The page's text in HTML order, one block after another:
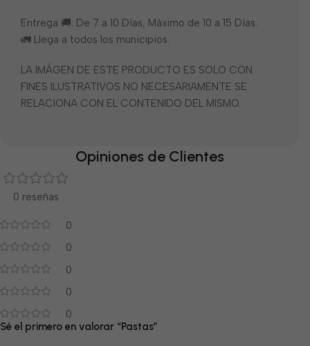
Entrega 🚚: De 7 a 10 Días, Máximo de 10 a 15 Días.
🚛 Llega a todos los municipios.
LA IMÁGEN DE ESTE PRODUCTO ES SOLO CON
FINES ILUSTRATIVOS NO NECESARIAMENTE SE
RELACIONA CON EL CONTENIDO DEL MISMO.
Opiniones de Clientes
0 reseñas
0
0
0
0
0
Sé el primero en valorar “Pastas”